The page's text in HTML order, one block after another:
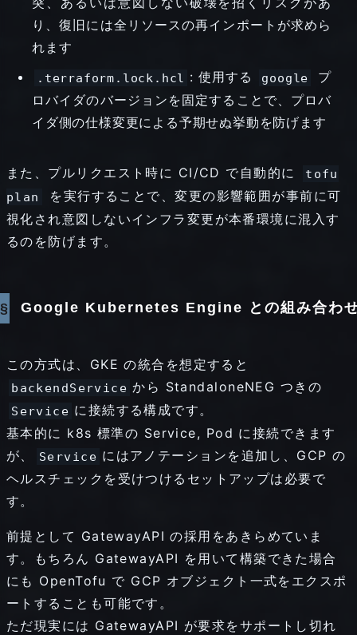
り、復旧には全リソースの再インポートが求めら
れます
.terraform.lock.hcl : 使用する google
プ
ロバイダのバージョンを固定することで、プロバ
イダ側の仕様変更による予期せぬ挙動を防げます
また、プルリクエスト時に CI/CD で自動的に
tofu
plan
を実行することで、変更の影響範囲が事前に可
視化され意図しないインフラ変更が本番環境に混入す
るのを防げます。
Google Kubernetes Engine との組み合わ
この方式は、GKE の統合を想定すると
backendService から StandaloneNEG つきの
Service に接続する構成です。
基本的に k8s 標準の Service, Pod に接続できます
が、
Service にはアノテーションを追加し、GCP の
ヘルスチェックを受けつけるセットアップは必要で
す。
前提として GatewayAPI の採用をあきらめていま
す。もちろん GatewayAPI を用いて構築できた場合
にも OpenTofu で GCP オブジェクト一式をエクスポ
ートすることも可能です。
ただ現実には GatewayAPI が要求をサポートし切れ